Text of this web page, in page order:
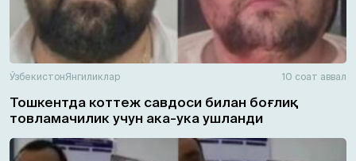
ЎзбекистонЯнгиликлар 10 соат аввал
Тошкентда коттеж савдоси билан боғлиқ
товламачилик учун ака-ука ушланди